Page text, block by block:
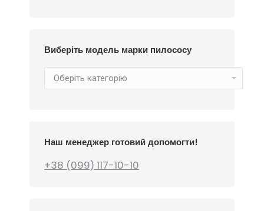
Виберіть модель марки пилососу
Наш менеджер готовий допомогти!
+38 (099) 117-10-10